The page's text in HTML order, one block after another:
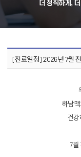
더 정직하게,
[진료일정] 2026년 7월
하남
건
7월